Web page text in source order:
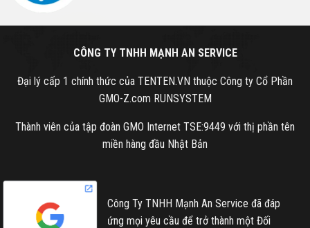
CÔNG TY TNHH MẠNH AN SERVICE
Đại lý cấp 1 chính thức của TENTEN.VN thuộc Công ty Cổ Phần
GMO-Z.com RUNSYSTEM
Thành viên của tập đoàn GMO Internet TSE:9449 với thị phần tên
miền hàng đầu Nhật Bản
Công Ty TNHH Mạnh An Service đã đáp
ứng mọi yêu cầu để trở thành một Đối